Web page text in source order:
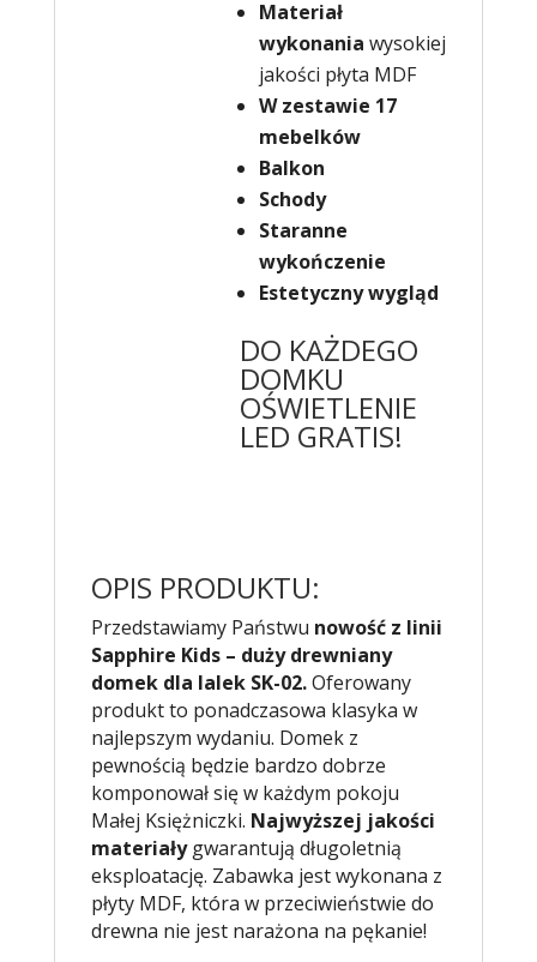
Materiał
wykonania wysokiej
jakości płyta MDF
W zestawie 17
mebelków
Balkon
Schody
Staranne
wykończenie
Estetyczny wygląd
DO KAŻDEGO
DOMKU
OŚWIETLENIE
LED GRATIS!
OPIS PRODUKTU:
Przedstawiamy Państwu nowość z linii
Sapphire Kids – duży drewniany
domek dla lalek SK-02.Oferowany
produkt to ponadczasowa klasyka w
najlepszym wydaniu. Domek z
pewnością będzie bardzo dobrze
komponował się w każdym pokoju
Małej Księżniczki. Najwyższej jakości
materiały gwarantują długoletnią
eksploatację. Zabawka jest wykonana z
płyty MDF, która w przeciwieństwie do
drewna nie jest narażona na pękanie!